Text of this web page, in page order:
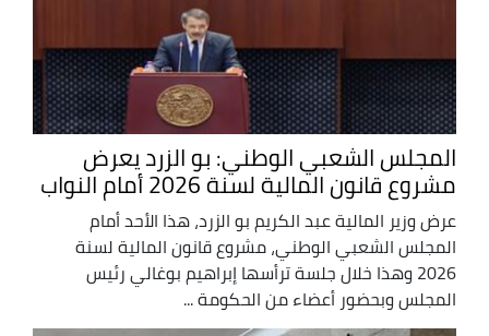
المجلس الشعبي الوطني: بو الزرد يعرض
مشروع قانون المالية لسنة 2026 أمام النواب
عرض وزير المالية عبد الكريم بو الزرد، هذا الأحد أمام
المجلس الشعبي الوطني، مشروع قانون المالية لسنة
2026 وهذا خلال جلسة ترأسها إبراهيم بوغالي رئيس
المجلس وبحضور أعضاء من الحكومة ...